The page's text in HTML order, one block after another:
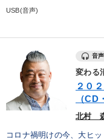
USB(音声)
音
変わる
２０
（CD
北村
コロナ禍明けの今、大ヒ